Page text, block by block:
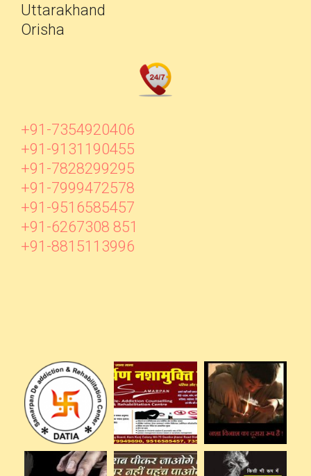
Uttarakhand
Orisha
+91-7354920406
+91-9131190455
+91-7828299295
+91-7999472578
+91-9516585457
+91-6267308 851
+91-8815113996